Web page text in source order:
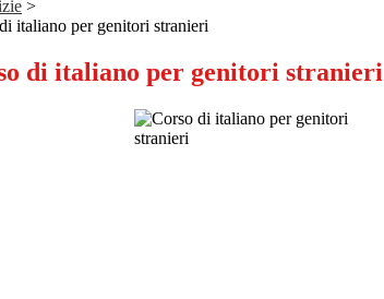
>
italiano per genitori stranieri
di italiano per genitori stranieri